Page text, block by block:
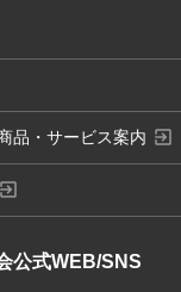
公式WEB/SNS
品・サービス案内 exit_to_app
exit_to_app